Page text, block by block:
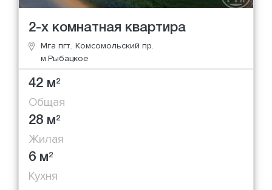
2-х комнатная квартира
Мга пгт., Комсомольский пр.
м.Рыбацкое
42 м2
Общая
28 м2
Жилая
6 м2
Кухня